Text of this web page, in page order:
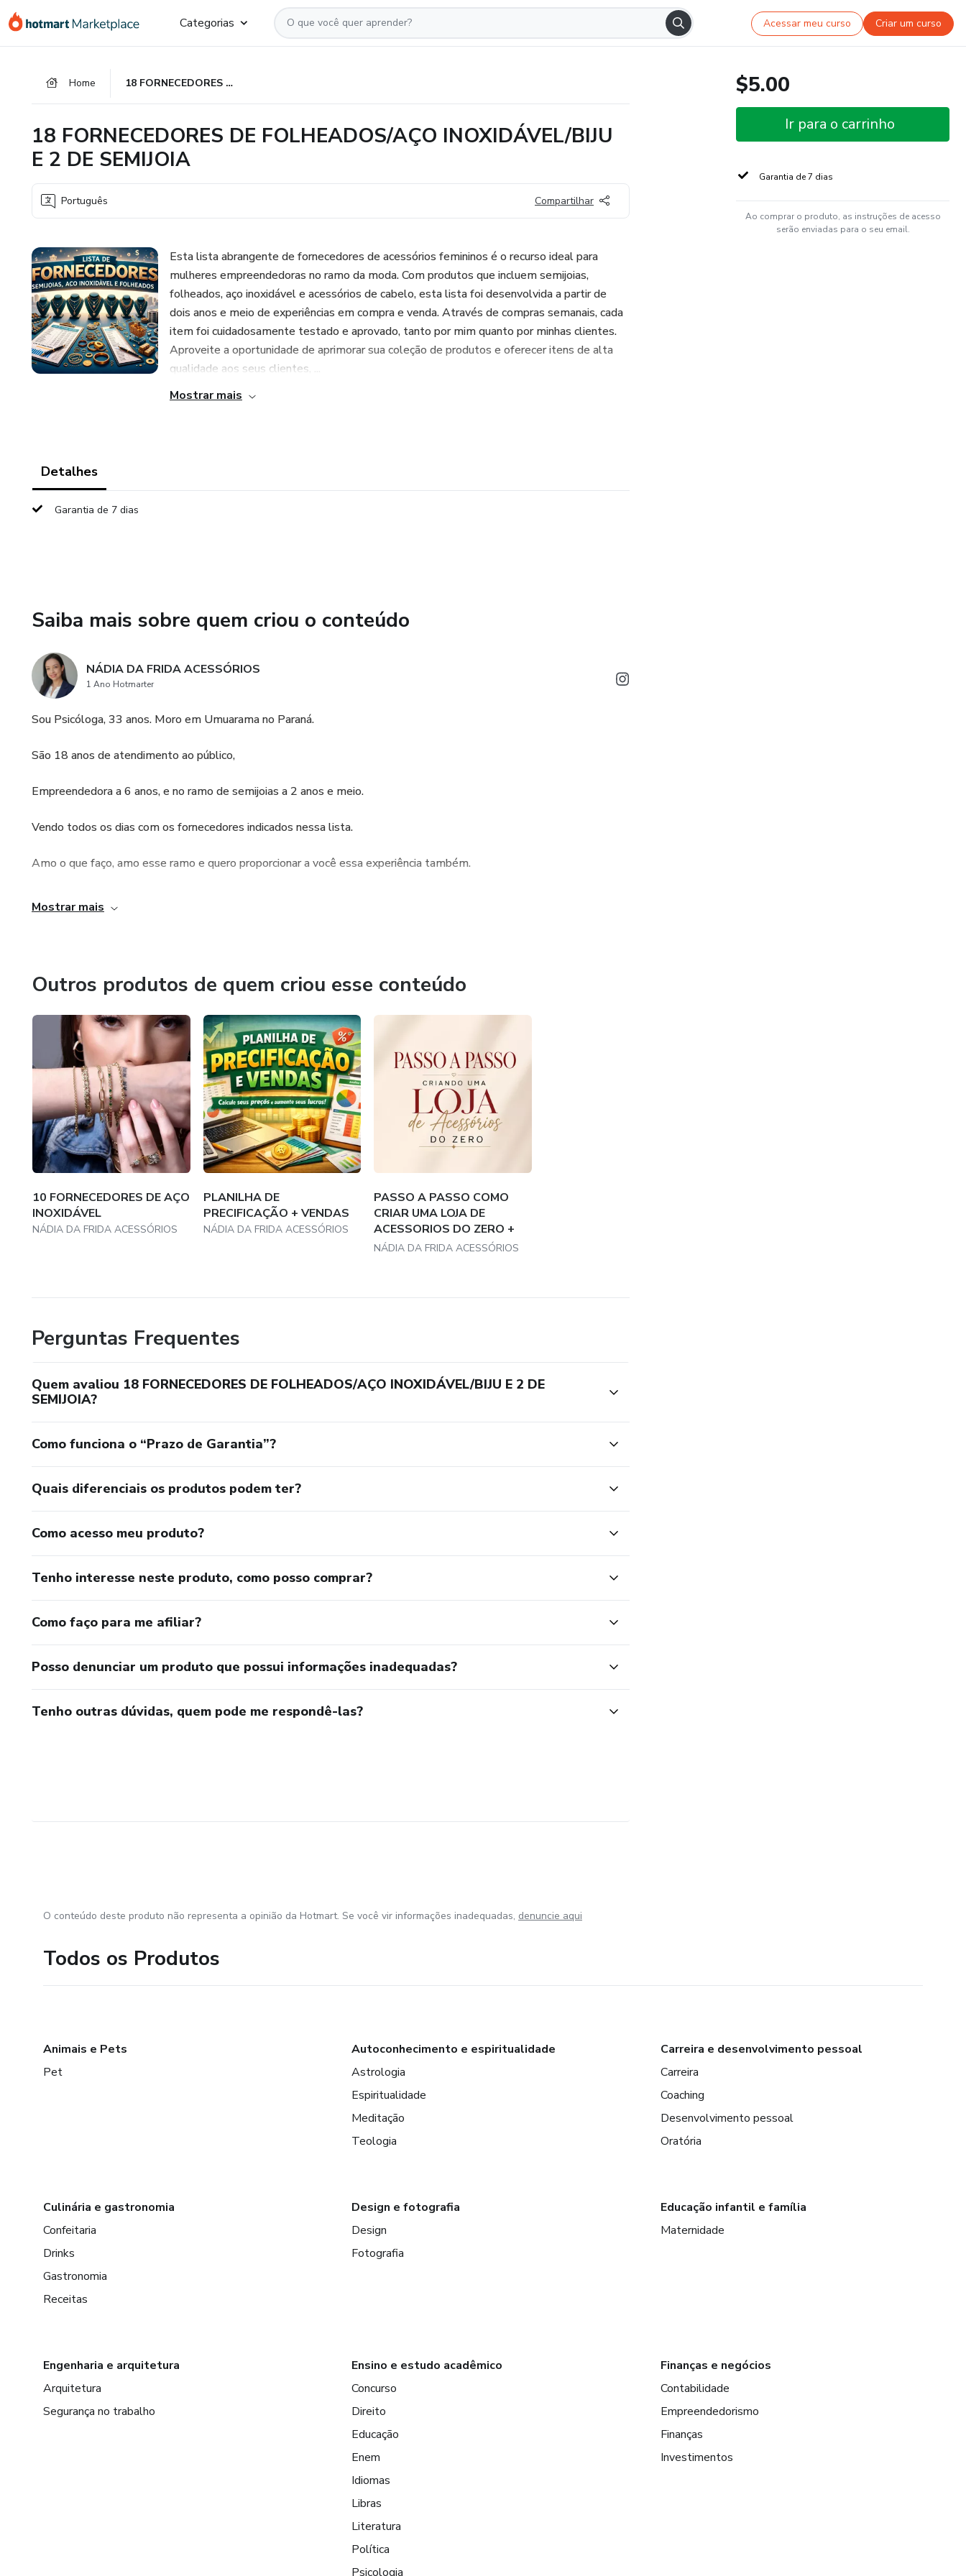
para
para
para
Categorias Acessar meu curso Criar um curso
Home 18 FORNECEDORES DE FOLHEADOS/AÇO INOXIDÁVEL/BIJU E 2 DE SEMIJOIA
18 FORNECEDORES DE FOLHEADOS/AÇO INOXIDÁVEL/BIJU
E 2 DE SEMIJOIA
Português Compartilhar
Esta lista abrangente de fornecedores de acessórios femininos é o recurso ideal para
mulheres empreendedoras no ramo da moda. Com produtos que incluem semijoias,
folheados, aço inoxidável e acessórios de cabelo, esta lista foi desenvolvida a partir de
dois anos e meio de experiências em compra e venda. Através de compras semanais, cada
item foi cuidadosamente testado e aprovado, tanto por mim quanto por minhas clientes.
Aproveite a oportunidade de aprimorar sua coleção de produtos e oferecer itens de alta
qualidade aos seus clientes, ...
Mostrar mais
Detalhes
Garantia de 7 dias
Saiba mais sobre quem criou o conteúdo
NÁDIA DA FRIDA ACESSÓRIOS
1 Ano Hotmarter
Sou Psicóloga, 33 anos. Moro em Umuarama no Paraná.
São 18 anos de atendimento ao público,
Empreendedora a 6 anos, e no ramo de semijoias a 2 anos e meio.
Vendo todos os dias com os fornecedores indicados nessa lista.
Amo o que faço, amo esse ramo e quero proporcionar a você essa experiência também.
Mostrar mais
Outros produtos de quem criou esse conteúdo
10 FORNECEDORES DE AÇO
INOXIDÁVEL
NÁDIA DA FRIDA ACESSÓRIOS
PLANILHA DE
PRECIFICAÇÃO + VENDAS
NÁDIA DA FRIDA ACESSÓRIOS
PASSO A PASSO COMO
CRIAR UMA LOJA DE
ACESSORIOS DO ZERO +
18...
NÁDIA DA FRIDA ACESSÓRIOS
Perguntas Frequentes
Quem avaliou 18 FORNECEDORES DE FOLHEADOS/AÇO INOXIDÁVEL/BIJU E 2 DE
SEMIJOIA?
Como funciona o “Prazo de Garantia”?
Quais diferenciais os produtos podem ter?
Como acesso meu produto?
Tenho interesse neste produto, como posso comprar?
Como faço para me afiliar?
Posso denunciar um produto que possui informações inadequadas?
Tenho outras dúvidas, quem pode me respondê-las?
$5.00
Ir para o carrinho
Garantia de 7 dias
Ao comprar o produto, as instruções de acesso
serão enviadas para o seu email.
O conteúdo deste produto não representa a opinião da Hotmart. Se você vir informações inadequadas, denuncie aqui
Todos os Produtos
Animais e Pets
Pet
Autoconhecimento e espiritualidade
Astrologia
Espiritualidade
Meditação
Teologia
Carreira e desenvolvimento pessoal
Carreira
Coaching
Desenvolvimento pessoal
Oratória
Culinária e gastronomia
Confeitaria
Drinks
Gastronomia
Receitas
Design e fotografia
Design
Fotografia
Educação infantil e família
Maternidade
Engenharia e arquitetura
Arquitetura
Segurança no trabalho
Ensino e estudo acadêmico
Concurso
Direito
Educação
Enem
Idiomas
Libras
Literatura
Política
Psicologia
Finanças e negócios
Contabilidade
Empreendedorismo
Finanças
Investimentos